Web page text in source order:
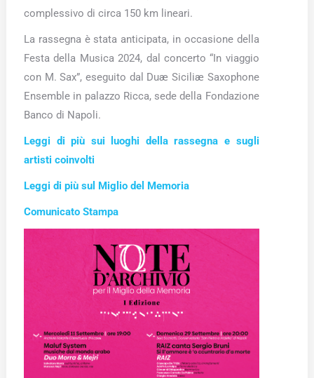
complessivo di circa 150 km lineari.
La rassegna è stata anticipata, in occasione della
Festa della Musica 2024, dal concerto “In viaggio
con M. Sax”, eseguito dal Duæ Siciliæ Saxophone
Ensemble in palazzo Ricca, sede della Fondazione
Banco di Napoli.
Leggi di più sui luoghi della rassegna e sugli
artisti coinvolti
Leggi di più sul Miglio del Memoria
Comunicato Stampa